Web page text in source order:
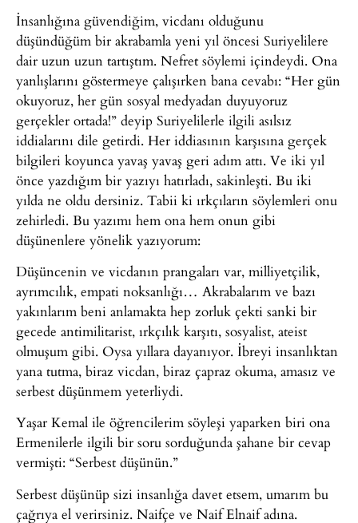
İnsanlığına güvendiğim, vicdanı olduğunu
düşündüğüm bir akrabamla yeni yıl öncesi Suriyelilere
dair uzun uzun tartıştım. Nefret söylemi içindeydi. Ona
yanlışlarını göstermeye çalışırken bana cevabı: “Her gün
okuyoruz, her gün sosyal medyadan duyuyoruz
gerçekler ortada!” deyip Suriyelilerle ilgili asılsız
iddialarını dile getirdi. Her iddiasının karşısına gerçek
bilgileri koyunca yavaş yavaş geri adım attı. Ve iki yıl
önce yazdığım bir yazıyı hatırladı, sakinleşti. Bu iki
yılda ne oldu dersiniz. Tabii ki ırkçıların söylemleri onu
zehirledi. Bu yazımı hem ona hem onun gibi
düşünenlere yönelik yazıyorum:
Düşüncenin ve vicdanın prangaları var, milliyetçilik,
ayrımcılık, empati noksanlığı… Akrabalarım ve bazı
yakınlarım beni anlamakta hep zorluk çekti sanki bir
gecede antimilitarist, ırkçılık karşıtı, sosyalist, ateist
olmuşum gibi. Oysa yıllara dayanıyor. İbreyi insanlıktan
yana tutma, biraz vicdan, biraz çapraz okuma, amasız ve
serbest düşünmem yeterliydi.
Yaşar Kemal ile öğrencilerim söyleşi yaparken biri ona
Ermenilerle ilgili bir soru sorduğunda şahane bir cevap
vermişti: “Serbest düşünün.”
Serbest düşünüp sizi insanlığa davet etsem, umarım bu
çağrıya el verirsiniz. Naifçe ve Naif Elnaif adına.